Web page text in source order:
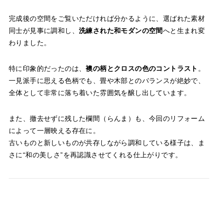
完成後の空間をご覧いただければ分かるように、選ばれた素材
同士が見事に調和し、 洗練された和モダンの空間へと生まれ変
わりました。
特に印象的だったのは、襖の柄とクロスの色のコントラスト 。
一見派手に思える色柄でも、畳や木部とのバランスが絶妙で、
全体として非常に落ち着いた雰囲気を醸し出しています。
また、撤去せずに残した欄間（らんま）も、今回のリフォーム
によって一層映える存在に。
古いものと新しいものが共存しながら調和している様子は、ま
さに“和の美しさ”を再認識させてくれる仕上がりです。